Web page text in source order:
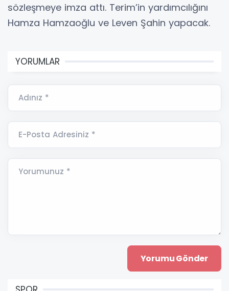
sözleşmeye imza attı. Terim’in yardımcılığını
Hamza Hamzaoğlu ve Leven Şahin yapacak.
YORUMLAR
Adınız *
E-Posta Adresiniz *
Yorumunuz *